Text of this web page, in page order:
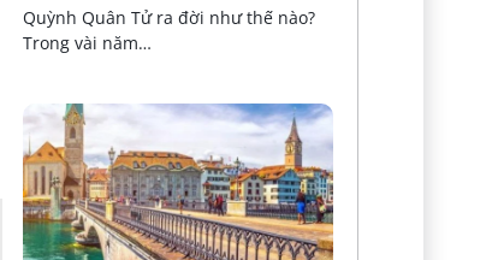
Quỳnh Quân Tử ra đời như thế nào?
Trong vài năm…